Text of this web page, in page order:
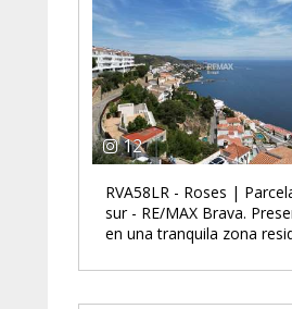
12
RVA58LR - Roses |
sur - RE/MAX Brava.
en una tranquila zona